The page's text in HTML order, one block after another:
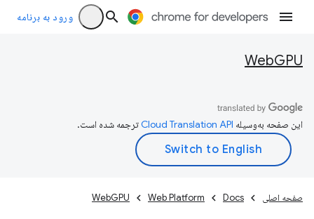
ورود به برنامه
WebGPU
این صفحه به‌وسیله ترجمه شده است.
صفحه اصلی Docs
Web Platform
WebGPU